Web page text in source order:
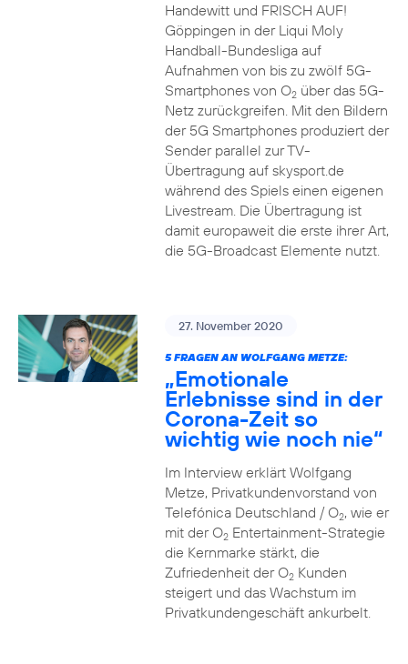
Handewitt und FRISCH AUF!
Göppingen in der Liqui Moly
Handball-Bundesliga auf
Aufnahmen von bis zu zwölf 5G-
Smartphones von O2über das 5G-
Netz zurückgreifen. Mit den Bildern
der 5G Smartphones produziert der
Sender parallel zur TV-
Übertragung auf skysport.de
während des Spiels einen eigenen
Livestream. Die Übertragung ist
damit europaweit die erste ihrer Art,
die 5G-Broadcast Elemente nutzt.
27. November 2020
5 FRAGEN AN WOLFGANG METZE:
„Emotionale
Erlebnisse sind in der
Corona-Zeit so
wichtig wie noch nie“
Im Interview erklärt Wolfgang
Metze, Privatkundenvorstand von
Telefónica Deutschland / O2, wie er
mit der O2Entertainment-Strategie
die Kernmarke stärkt, die
Zufriedenheit der O2Kunden
steigert und das Wachstum im
Privatkundengeschäft ankurbelt.